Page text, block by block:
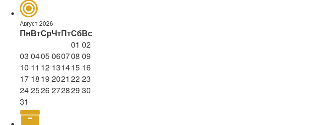
Август 2026
ПнВтСрЧтПтСбВс
01 02
03 0405060708 09
10 11 12 131415 16
17 1819 2021 2223
242526272829 30
31